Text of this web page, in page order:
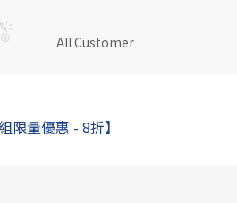
All Customer
限量優惠 - 8折】